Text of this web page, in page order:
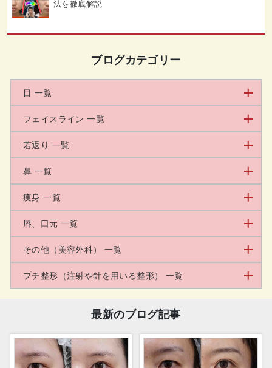
法を徹底解説
ブログカテゴリー
目 一覧
フェイスライン 一覧
若返り 一覧
鼻 一覧
痩身 一覧
唇、口元 一覧
その他（美容外科） 一覧
プチ整形（注射や針を用いる整形） 一覧
最新のブログ記事